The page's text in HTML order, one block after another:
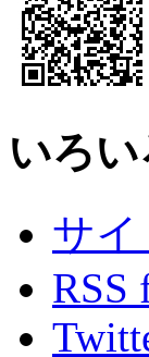
いろ
サイ
RSS